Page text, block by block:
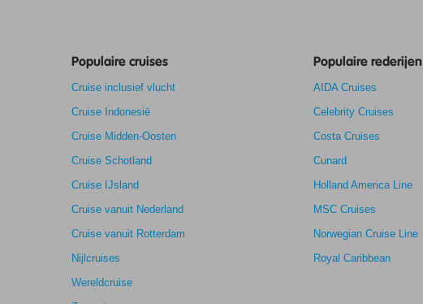
Populaire cruises
Cruise inclusief vlucht
Cruise Indonesië
Cruise Midden-Oosten
Cruise Schotland
Cruise IJsland
Cruise vanuit Nederland
Cruise vanuit Rotterdam
Nijlcruises
Wereldcruise
Populaire rederijen
AIDA Cruises
Celebrity Cruises
Costa Cruises
Cunard
Holland America Line
MSC Cruises
Norwegian Cruise Line
Royal Caribbean